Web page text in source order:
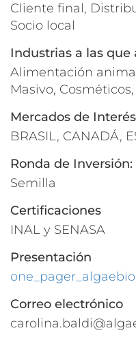
Cliente final,
Socio local
Industrias a las que
Alimentación
Masivo,
Mercados de Interés
BRASIL, CANADÁ,
Ronda de Inversión:
Semilla
Certificaciones
INAL y SENASA
Presentación
Correo electrónico